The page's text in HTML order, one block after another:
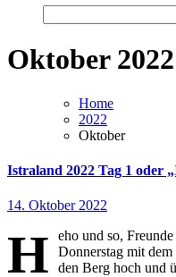
Oktober 2022
Home
2022
Oktober
Istraland 2022 Tag 1 oder
14. Oktober 2022
H
eho und so,
Donnerstag mit
den Berg hoch und